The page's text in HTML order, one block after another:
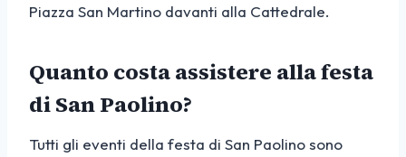
Piazza San Martino davanti alla Cattedrale.
Quanto costa assistere alla festa
di San Paolino?
Tutti gli eventi della festa di San Paolino sono